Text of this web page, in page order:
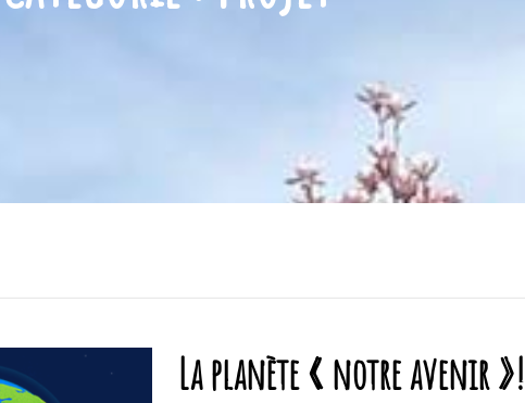
La planète « notre avenir »!